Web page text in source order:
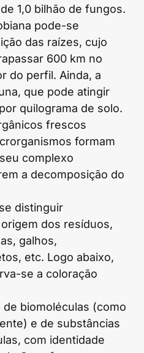
1,0 bilhão de fungos.
pode-se
das raízes, cujo
600 km no
do perfil. Ainda, a
que pode atingir
quilograma de solo.
frescos
formam
complexo
a decomposição do
distinguir
dos resíduos,
galhos,
etc. Logo abaixo,
se a coloração
biomoléculas (como
e de substâncias
com identidade